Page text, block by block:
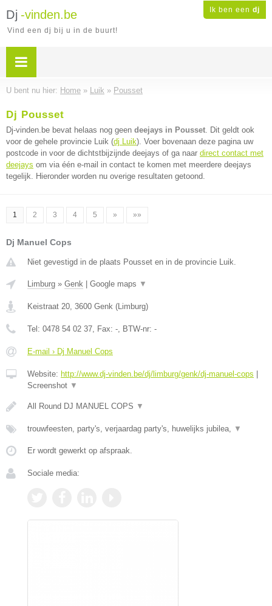
Ik ben een dj
Dj -vinden.be
Vind een dj bij u in de buurt!
U bent nu hier: Home » Luik » Pousset
Dj Pousset
Dj-vinden.be bevat helaas nog geen deejays in Pousset. Dit geldt ook
voor de gehele provincie Luik (dj Luik). Voer bovenaan deze pagina uw
postcode in voor de dichtstbijzijnde deejays of ga naar direct contact met
deejays om via één e-mail in contact te komen met meerdere deejays
tegelijk. Hieronder worden nu overige resultaten getoond.
1 2 3 4 5 » »»
Dj Manuel Cops
Niet gevestigd in de plaats Pousset en in de provincie Luik.
Limburg » Genk Google maps ▼
Keistraat 20, 3600 Genk (Limburg)
Tel: 0478 54 02 37, Fax: -, BTW-nr: -
E-mail › Dj Manuel Cops
Website: http://www.dj-vinden.be/dj/limburg/genk/dj-manuel-cops
Screenshot ▼
All Round DJ MANUEL COPS ▼
trouwfeesten, party's, verjaardag party's, huwelijks jubilea, ▼
Er wordt gewerkt op afspraak.
Sociale media: